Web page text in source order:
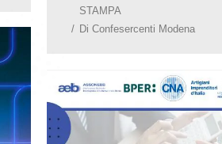
STAMPA
Di Confesercenti Modena